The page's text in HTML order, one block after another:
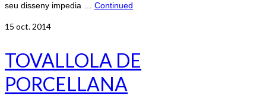
seu disseny impedia … Continued
15 oct. 2014
TOVALLOLA DE
PORCELLANA